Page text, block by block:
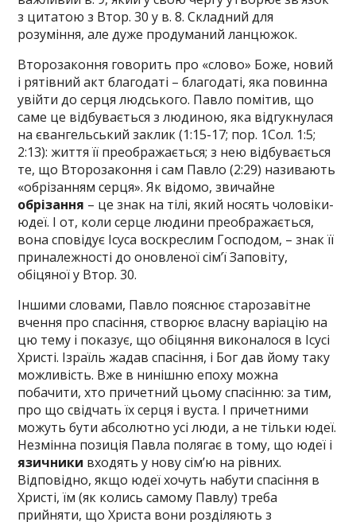
з цитатою з Втор. 30 у в. 8. Складний для
розуміння, але дуже продуманий ланцюжок.
Второзаконня говорить про «слово» Боже, новий
і рятівний акт благодаті – благодаті, яка повинна
увійти до серця людського. Павло помітив, що
саме це відбувається з людиною, яка відгукнулася
на євангельський заклик (1:15-17; пор. 1Сол. 1:5;
2:13): життя її преображається; з нею відбувається
те, що Второзаконня і сам Павло (2:29) називають
«обрізанням серця». Як відомо, звичайне
обрізання – це знак на тілі, який носять чоловіки-
юдеї. І от, коли серце людини преображається,
вона сповідує Ісуса воскреслим Господом, – знак її
приналежності до оновленої сім’ї Заповіту,
обіцяної у Втор. 30.
Іншими словами, Павло пояснює старозавітне
вчення про спасіння, створює власну варіацію на
цю тему і показує, що обіцяння виконалося в Ісусі
Христі. Ізраїль жадав спасіння, і Бог дав йому таку
можливість. Вже в нинішню епоху можна
побачити, хто причетний цьому спасінню: за тим,
про що свідчать їх серця і вуста. І причетними
можуть бути абсолютно усі люди, а не тільки юдеї.
Незмінна позиція Павла полягає в тому, що юдеї і
язичники входять у нову сім’ю на рівних.
Відповідно, якщо юдеї хочуть набути спасіння в
Христі, їм (як колись самому Павлу) треба
прийняти, що Христа вони розділяють з